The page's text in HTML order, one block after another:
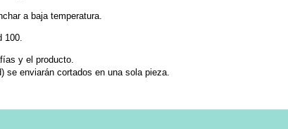
a baja temperatura.
100.
y el producto.
se enviarán cortados en una sola pieza.